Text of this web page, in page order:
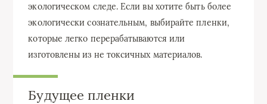
экологическом следе. Если вы хотите быть более
экологически сознательным, выбирайте пленки,
которые легко перерабатываются или
изготовлены из не токсичных материалов.
Будущее пленки